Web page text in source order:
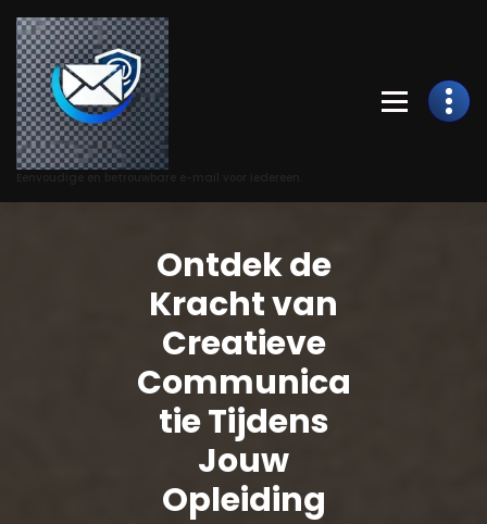
Skip
to
Content
Ontdek de
Kracht van
Creatieve
Communica
tie Tijdens
Jouw
Opleiding